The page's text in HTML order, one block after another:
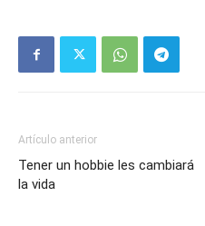
Artículo anterior
Tener un hobbie les cambiará
la vida